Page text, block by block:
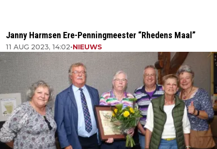
Janny Harmsen Ere-Penningmeester “Rhedens Maal”
11 AUG 2023, 14:02•NIEUWS